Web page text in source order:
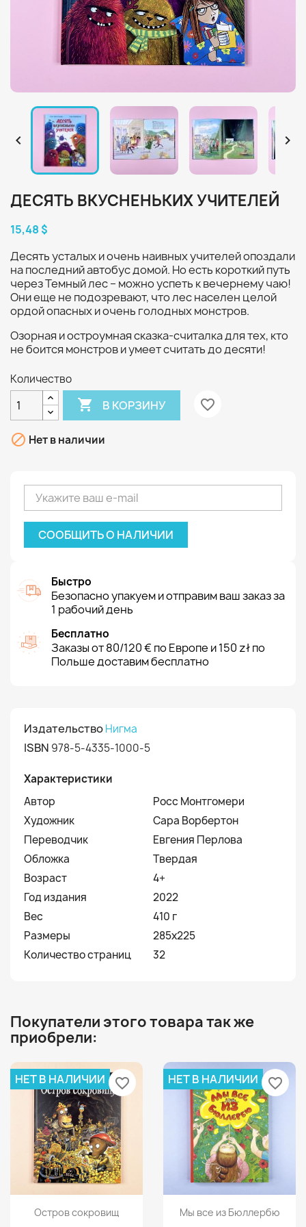
 
ДЕСЯТЬ ВКУСНЕНЬКИХ УЧИТЕЛЕЙ
15,48 $
Десять усталых и очень наивных учителей опоздали
на последний автобус домой. Но есть короткий путь
через Темный лес – можно успеть к вечернему чаю!
Они еще не подозревают, что лес населен целой
ордой опасных и очень голодных монстров.
Озорная и остроумная сказка-считалка для тех, кто
не боится монстров и умеет считать до десяти!
Количество
 В КОРЗИНУ favorite_border
 Нет в наличии
СООБЩИТЬ О НАЛИЧИИ
Быстро
Безопасно упакуем и отправим ваш заказ за
1 рабочий день
Бесплатно
Заказы от 80/120 € по Европе и 150 zł по
Польше доставим бесплатно
ИздательствоНигма
ISBN 978-5-4335-1000-5
Характеристики
Автор
Росс Монтгомери
Художник
Сара Ворбертон
Переводчик
Евгения Перлова
Обложка
Твердая
Возраст
4+
Год издания
2022
Вес
410 г
Размеры
285x225
Количество страниц
32
Покупатели этого товара так же
приобрели:
Просмотр
Остров сокровищ
НЕТ В НАЛИЧИИ favorite_border
Просмотр
Мы все из Бюллербю
НЕТ В НАЛИЧИИ favorite_border